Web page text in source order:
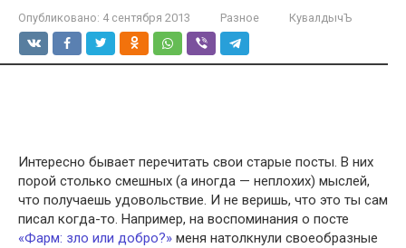
Опубликовано: 4 сентября 2013 Разное КувалдычЪ
Интересно бывает перечитать свои старые посты. В них
порой столько смешных (а иногда — неплохих) мыслей,
что получаешь удовольствие. И не веришь, что это ты сам
писал когда-то. Например, на воспоминания о посте
«Фарм: зло или добро?» меня натолкнули своеобразные